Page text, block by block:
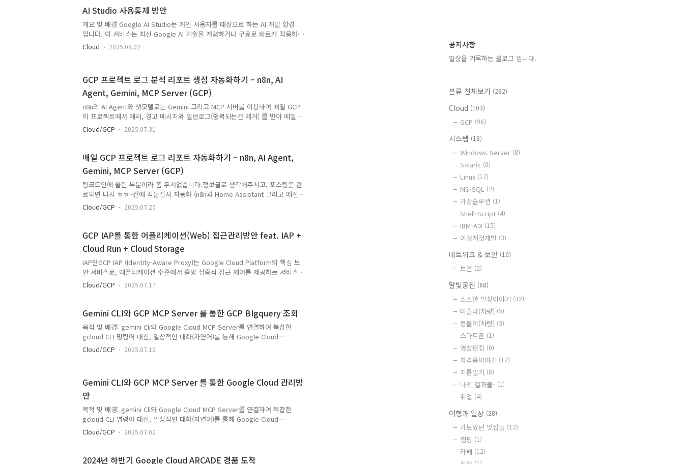
경 후 인스턴스 수)를 명확하게 Slack으로 안내받아 실시간 모니터링 효과까지
볼 수 있습니다. 1. 아키텍처 1-1. 아키텍처 설명Slack (/auto 명령 or 버튼)
↓Cloud Run 서비스(슬랙 이벤트 트리거) ↓ (Pub/Sub 메시지 발행)Pub/Sub ..
AI Studio 사용통제 방안
개요 및 배경 Google AI Studio는 개인 사용자를 대상으로 하는 AI 개발 환경
입니다. 이 서비스는 최신 Google AI 기술을 저렴하거나 무료로 빠르게 적용하
고 테스트할 수 있는 생태계를 제공하며, 특히 최신 Preview 모델에 가장 먼저
를 통한 비공개 네트워크 연결(Private Connectivity)은 지원하지 않습니다. 따
라서 AI Studio는 퍼블릭 환경에서 신기술을 신속하게 테스트하려는 목적에..
Cloud 2025.08.02
GCP 프로젝트 로그 분석 리포트 생성 자동화하기 – n8n, AI
Agent, Gemini, MCP Server (GCP)
n8n의 AI Agent와 챗모델로는 Gemini 그리고 MCP 서버를 이용하여 매일 GCP
의 프로젝트에서 에러, 경고 메시지와 일반로그(중복되는건 제거) 를 받아 메일
과 슬랙으로 보고해주는 템플릿을 작성했습니다.재미난 것도 있었고, 로그분석
하면 업무에 도움이 될것이라 생각되서 그런지 간만에 너무 재미나게 했습니다.
Agent에서 설정한 컨텍스트를 분석합니다. (MCP Server를 통해 가져온 24시간
동안의 로그를 에러, 경고, 일반으로 나누고, 중복은 제거하여 보고) → gemini
가 MCP Server에 미리 지정된 Tool을 이용해 로그를 가져옵니다. → 이후 프롬
프트 요건에 맞추어 output을 만듭니다...
Cloud/GCP 2025.07.31
매일 GCP 프로젝트 로그 리포트 자동화하기 – n8n, AI Agent,
Gemini, MCP Server (GCP)
링크드인에 올린 부분이라 좀 두서없습니다.정보글로 생각해주시고, 포스팅은 완
료되면 다시 ㅎㅎ~전에 식물집사 자동화 (n8n과 Home Assistant 그리고 메신
저)를 했었을 때만 해도 제 취미생활에 IT 접목 정도였습니
다.https://www.linkedin.com/posts/seonggi_n8n-homeassistant-
utm_source=share&utm_medium=member_desktop&rcm=ACoAABjm_qo
BeE1Lq3blkRBC1iSnNW0Vl4d6J3o n8n에 mcp를 연동하여 활용하는 것이 매
우 핫합니다. | Choi Seong Gi (최성기)n8n에 mcp를 연동하여 활용하는 것이
매우..
Cloud/GCP 2025.07.20
GCP IAP를 통한 어플리케이션(Web) 접근관리방안 feat. IAP +
Cloud Run + Cloud Storage
IAP란GCP IAP (Identity-Aware Proxy)는 Google Cloud Platform의 핵심 보
안 서비스로, 애플리케이션 수준에서 중앙 집중식 접근 제어를 제공하는 서비스
입니다.기존의 네트워크 기반 방화벽 대신, 사용자 ID와 컨텍스트(위치, 기기 상
태 등)를 기반으로 접근을 허용하거나 거부하여 제로 트러스트 보안 모델을 구현
premium ) 유료 서비스를 사용해야됩니다. 배경GCP의 IAP(Identity-Aware
Proxy)는 Google 계정 또는 Google Workspace 계정을 활용하여 중앙 집중
식 사용자 인증 및 권한 관리를 제공합니다. 이를 통해 여러 보안 모델을 설계할
수 있..
Cloud/GCP 2025.07.17
Gemini CLI와 GCP MCP Server 를 통한 GCP BIgquery 조회
목적 및 배경: gemini Cli와 Google Cloud MCP Server를 연결하여 복잡한
gcloud CLI 명령어 대신, 일상적인 대화(자연어)를 통해 Google Cloud
Platform(GCP) 리소스를 생성, 조회, 수정, 삭제하는 시스템을 구축하는 것을
목표로합니다. 2025년 7월 1일 기준으로 Google Cloud MCP Server 는
분석하는 방안을 작성하였습니다. 또한 해당 MCP는 현재까지 아래와 같은 제약
이 있습니다. Analyze data within safe limits (1GB query limit..
Cloud/GCP 2025.07.10
Gemini CLI와 GCP MCP Server 를 통한 Google Cloud 관리방
안
목적 및 배경: gemini Cli와 Google Cloud MCP Server를 연결하여 복잡한
gcloud CLI 명령어 대신, 일상적인 대화(자연어)를 통해 Google Cloud
Platform(GCP) 리소스를 생성, 조회, 수정, 삭제하는 시스템을 구축하는 것을
목표로합니다.2025년 7월 1일 기준으로 Google Cloud MCP Server 는
태입니다.본 문서에서는 기본적인 구축 후 자연어를 이용하여 Cloud Logging을
Cloud/GCP 2025.07.02
2024년 하반기 Google Cloud ARCADE 경품 도착
플
러
그
공지사항
일상을 기록하는 블로그 입니다.
분류 전체보기 (282)
Cloud (103)
GCP (96)
시스템 (18)
Windows Server (8)
Solaris (0)
Linux (17)
MS-SQL (2)
가상솔루션 (1)
Shell-Script (4)
IBM-AIX (15)
이것저것개발 (3)
네트워크 & 보안 (10)
보안 (2)
달빛궁전 (68)
소소한 일상이야기 (32)
테슬라(차량) (5)
몽돌이(차량) (3)
스마트폰 (1)
영상편집 (0)
자격증이야기 (12)
지름일기 (8)
나의 결과물- (1)
취업 (4)
여행과 일상 (28)
가보았던 맛집들 (12)
캠핑 (1)
카페 (12)